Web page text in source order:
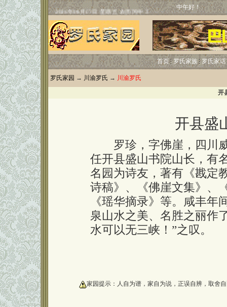
中午好！
首页 罗氏家族 罗氏家话
罗氏家园 → 川渝罗氏 → 川渝罗氏
开
开县盛
罗珍，字佛崖，四川威
任开县盛山书院山长，有
名园为诗友，著有《戡定
诗稿》、《佛崖文集》、
《瑶华摘录》等。咸丰
泉山水之美、名胜之丽作
水可以无三峡！”之叹。
家园提示：人自为谱，家自为说，正误自辨，取舍